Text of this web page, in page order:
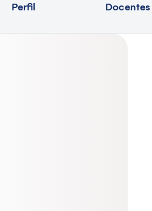
Perfil Docentes